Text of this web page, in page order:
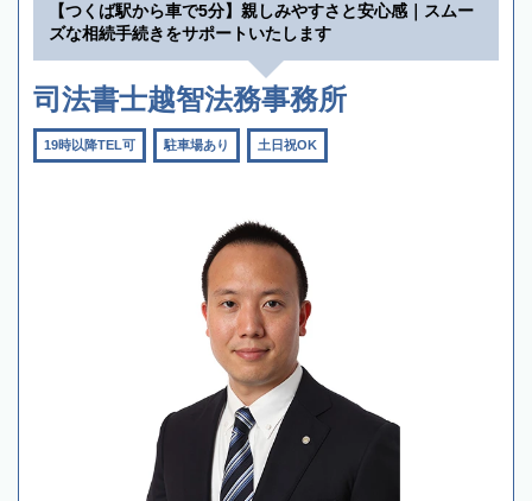
【つくば駅から車で5分】親しみやすさと安心感｜スムー
ズな相続手続きをサポートいたします
司法書士越智法務事務所
19時以降TEL可 駐車場あり 土日祝OK